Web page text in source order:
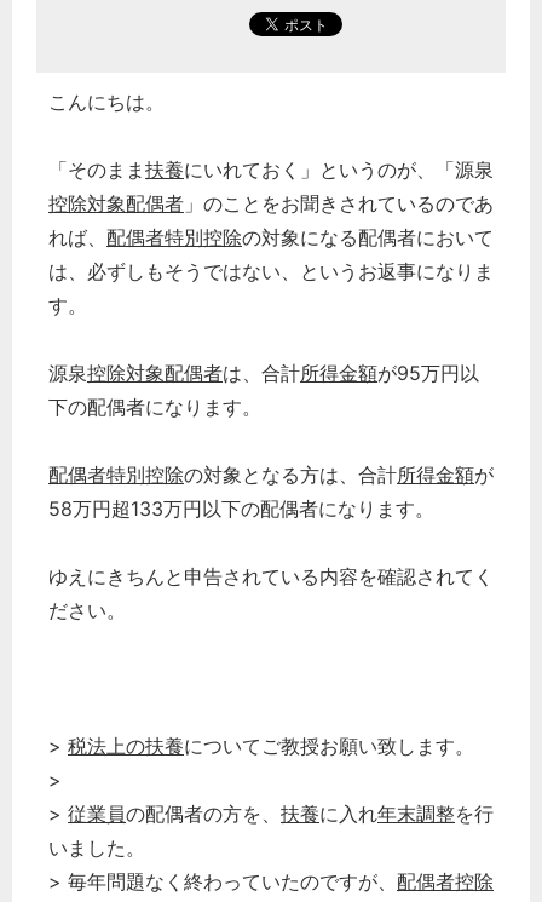
こんにちは。
「そのまま 扶養にいれておく」というのが、「源泉
控除対象配偶者 」のことをお聞きされているのであ
れば、 配偶者特別控除の対象になる配偶者において
は、必ずしもそうではない、というお返事になりま
す。
源泉控除対象配偶者は、合計所得金額が95万円以
下の配偶者になります。
配偶者特別控除の対象となる方は、合計所得金額が
58万円超133万円以下の配偶者になります。
ゆえにきちんと申告されている内容を確認されてく
ださい。
> 税法上の扶養についてご教授お願い致します。
>
> 従業員の配偶者の方を、 扶養に入れ年末調整を行
いました。
> 毎年問題なく終わっていたのですが、 配偶者控除